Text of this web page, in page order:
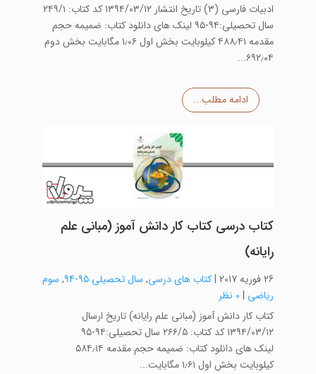
ادبیات فارسی (۳) تاریخ انتشار ۱۳۹۴/۰۳/۱۲ کد کتاب: ۲۴۹/۱
سال تحصیلی:۹۴-۹۵ لینک های دانلود کتاب: ضمیمه حجم
مقدمه ۴۸۸٫۴۱ کیلوبایت بخش اول ۱٫۰۶ مگابایت بخش دوم
۶۹۲٫۰۴...
ادامه مطلب...
کتاب درسی کتاب کار دانش آموز (مبانی علم
رایانه)
26 فوریه 2017 |کتاب های درسی, سال تحصیلی 95-94 , سوم
ریاضی | 0 نظر
کتاب کار دانش آموز (مبانی علم رایانه) تاریخ ارسال
۱۳۹۴/۰۳/۱۲ کد کتاب: ۲۶۶/۵ سال تحصیلی:۹۴-۹۵
لینک های دانلود کتاب: ضمیمه حجم مقدمه ۵۸۴٫۱۴
کیلوبایت بخش اول ۱٫۶۱ مگابایت...